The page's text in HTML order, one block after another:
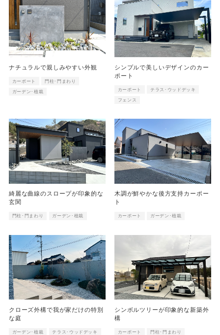
ナチュラルで親しみやすい外観
カーポート
門柱･門まわり
ガーデン･植栽
シンプルで美しいデザインのカー
ポート
カーポート
テラス･ウッドデッキ
フェンス
綺麗な曲線のスロープが印象的な
玄関
門柱･門まわり ガーデン･植栽
木調が鮮やかな後方支持カーポー
ト
カーポート ガーデン･植栽
クローズ外構で我が家だけの特別
な庭
ガーデン･植栽
テラス･ウッドデッキ
シンボルツリーが印象的な新築外
構
カーポート
門柱･門まわり